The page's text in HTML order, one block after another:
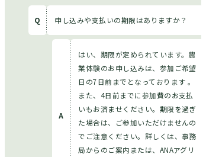
申し込みや支払いの期限はありますか？
はい、期限が定められています。農
業体験のお申し込みは、参加ご希望
日の7日前までとなっております 。
また、4日前までに参加費のお支払
いもお済ませください。期限を過ぎ
た場合は、ご参加いただけませんの
でご注意ください。詳しくは、事務
局からのご案内または、ANAアグリ